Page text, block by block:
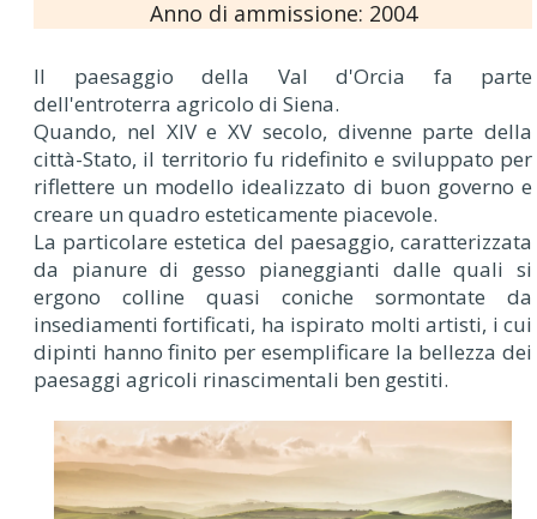
Anno di ammissione: 2004
Il paesaggio della Val d'Orcia fa parte
dell'entroterra agricolo di Siena.
Quando, nel XIV e XV secolo, divenne parte della
città-Stato, il territorio fu ridefinito e sviluppato per
riflettere un modello idealizzato di buon governo e
creare un quadro esteticamente piacevole.
La particolare estetica del paesaggio, caratterizzata
da pianure di gesso pianeggianti dalle quali si
ergono colline quasi coniche sormontate da
insediamenti fortificati, ha ispirato molti artisti, i cui
dipinti hanno finito per esemplificare la bellezza dei
paesaggi agricoli rinascimentali ben gestiti.